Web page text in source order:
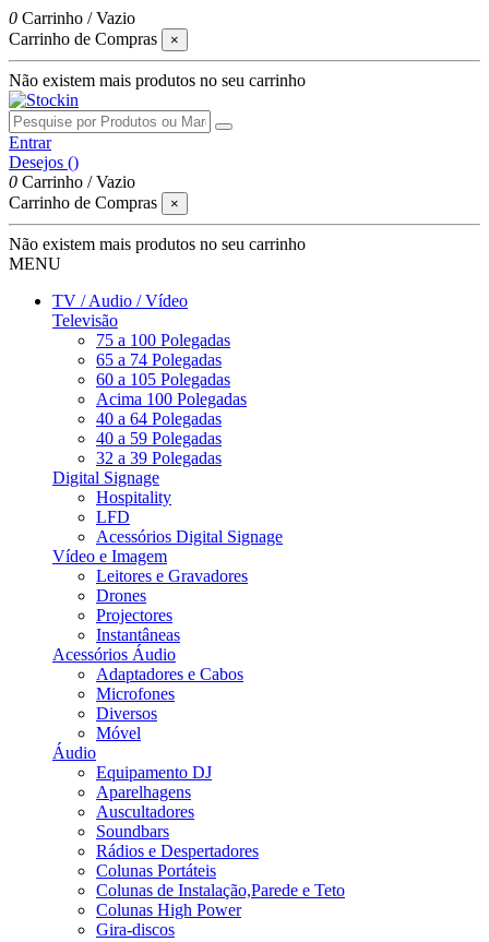
0 Carrinho /Vazio
Carrinho de Compras
×
Não existem mais produtos no seu carrinho
Entrar
Desejos ()
0 Carrinho /Vazio
Carrinho de Compras
×
Não existem mais produtos no seu carrinho
MENU
TV / Audio / Vídeo
Televisão
75 a 100 Polegadas
65 a 74 Polegadas
60 a 105 Polegadas
Acima 100 Polegadas
40 a 64 Polegadas
40 a 59 Polegadas
32 a 39 Polegadas
Digital Signage
Hospitality
LFD
Acessórios Digital Signage
Vídeo e Imagem
Leitores e Gravadores
Drones
Projectores
Instantâneas
Acessórios Áudio
Adaptadores e Cabos
Microfones
Diversos
Móvel
Áudio
Equipamento DJ
Aparelhagens
Auscultadores
Soundbars
Rádios e Despertadores
Colunas Portáteis
Colunas de Instalação,Parede e Teto
Colunas High Power
Gira-discos